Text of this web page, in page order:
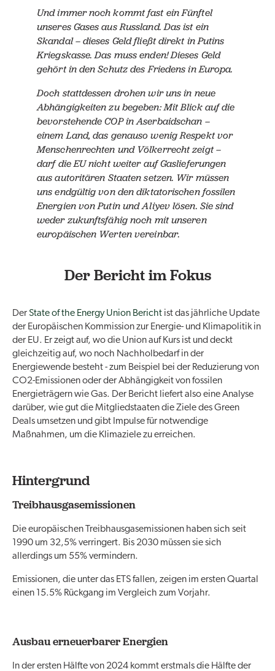
Und immer noch kommt fast ein Fünftel
unseres Gases aus Russland. Das ist ein
Skandal – dieses Geld fließt direkt in Putins
Kriegskasse. Das muss enden! Dieses Geld
gehört in den Schutz des Friedens in Europa.
Doch stattdessen drohen wir uns in neue
Abhängigkeiten zu begeben: Mit Blick auf die
bevorstehende COP in Aserbaidschan –
einem Land, das genauso wenig Respekt vor
Menschenrechten und Völkerrecht zeigt –
darf die EU nicht weiter auf Gaslieferungen
aus autoritären Staaten setzen. Wir müssen
uns endgültig von den diktatorischen fossilen
Energien von Putin und Aliyev lösen. Sie sind
weder zukunftsfähig noch mit unseren
europäischen Werten vereinbar.
Der Bericht im Fokus
Der State of the Energy Union Bericht ist das jährliche Update
der Europäischen Kommission zur Energie- und Klimapolitik in
der EU. Er zeigt auf, wo die Union auf Kurs ist und deckt
gleichzeitig auf, wo noch Nachholbedarf in der
Energiewende besteht - zum Beispiel bei der Reduzierung von
CO2-Emissionen oder der Abhängigkeit von fossilen
Energieträgern wie Gas. Der Bericht liefert also eine Analyse
darüber, wie gut die Mitgliedstaaten die Ziele des Green
Deals umsetzen und gibt Impulse für notwendige
Maßnahmen, um die Klimaziele zu erreichen.
Hintergrund
Treibhausgasemissionen
Die europäischen Treibhausgasemissionen haben sich seit
1990 um 32,5% verringert. Bis 2030 müssen sie sich
allerdings um 55% vermindern.
Emissionen, die unter das ETS fallen, zeigen im ersten Quartal
einen 15.5% Rückgang im Vergleich zum Vorjahr.
Ausbau erneuerbarer Energien
In der ersten Hälfte von 2024 kommt erstmals die Hälfte der